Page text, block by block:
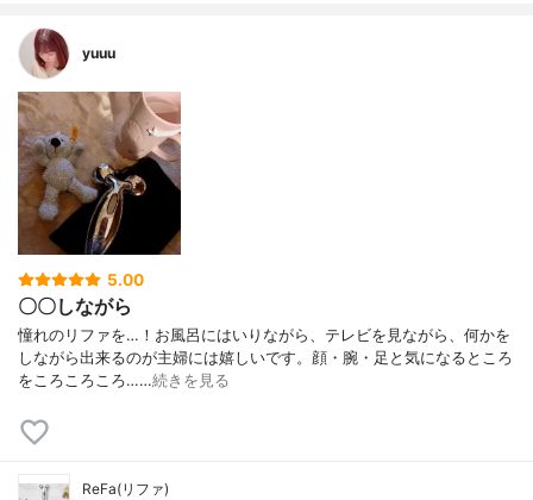
yuuu
5.00
〇〇しながら
憧れのリファを…！お風呂にはいりながら、テレビを見ながら、何かを
しながら出来るのが主婦には嬉しいです。顔・腕・足と気になるところ
をころころころ……続きを見る
ReFa(リファ)